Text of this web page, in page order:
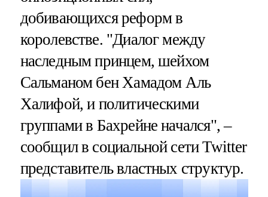
добивающихся реформ в
королевстве. "Диалог между
наследным принцем, шейхом
Сальманом бен Хамадом Аль
Халифой, и политическими
группами в Бахрейне начался", –
сообщил в социальной сети Twitter
представитель властных структур.